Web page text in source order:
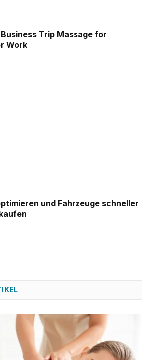
Trip Massage for
Work
und Fahrzeuge schneller